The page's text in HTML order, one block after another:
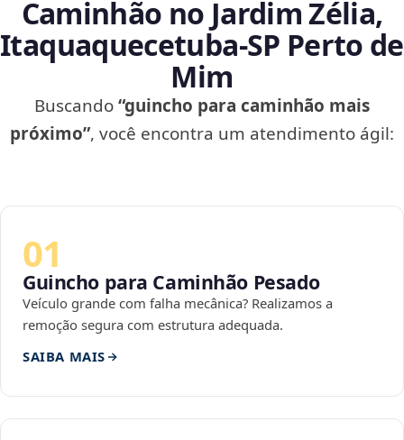
Caminhão no Jardim Zélia,
Itaquaquecetuba‑SP Perto de
Mim
Buscando“guincho para caminhão mais
próximo”, você encontra um atendimento ágil:
01
Guincho para Caminhão Pesado
Veículo grande com falha mecânica? Realizamos a
remoção segura com estrutura adequada.
SAIBA MAIS